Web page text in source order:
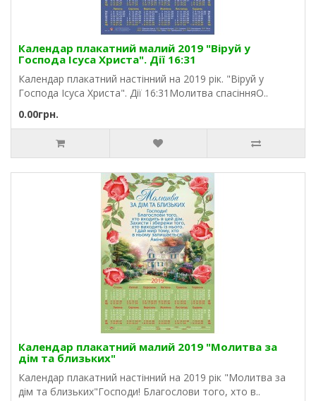
Календар плакатний малий 2019 "Віруй у
Господа Ісуса Христа". Дії 16:31
Календар плакатний настінний на 2019 рік. "Віруй у
Господа Ісуса Христа". Дії 16:31Молитва спасінняО..
0.00грн.
Календар плакатний малий 2019 "Молитва за
дім та близьких"
Календар плакатний настінний на 2019 рік "Молитва за
дім та близьких"Господи! Благослови того, хто в..